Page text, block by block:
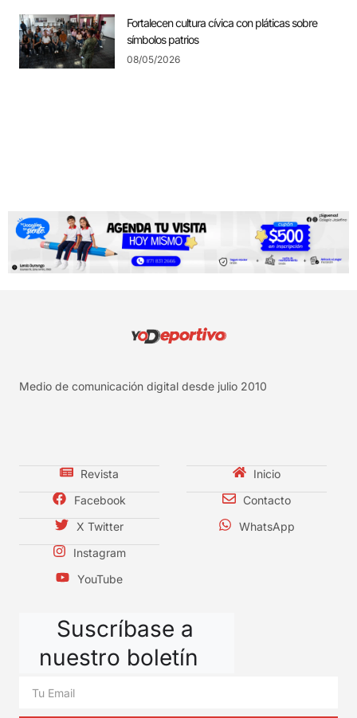
Fortalecen cultura cívica con pláticas sobre
símbolos patrios
08/05/2026
Medio de comunicación digital desde julio 2010
Revista
Facebook
X Twitter
Instagram
YouTube
Inicio
Contacto
WhatsApp
Suscríbase a
nuestro boletín